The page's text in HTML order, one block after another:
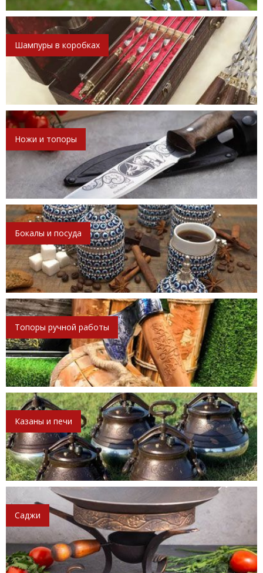
Шампуры в коробках
Ножи и топоры
Бокалы и посуда
Топоры ручной работы
Казаны и печи
Саджи